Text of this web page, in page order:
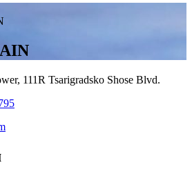
111R Tsarigradsko Shose Blvd.